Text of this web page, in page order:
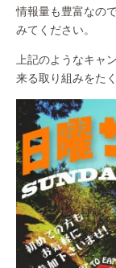
情報量も豊富なの
みてください。
上記のようなキャ
来る取り組みをた